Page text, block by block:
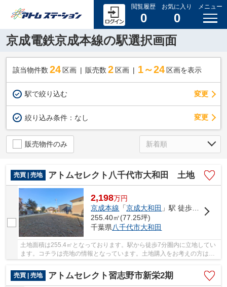
閲覧履歴
0
お気に入り
0
メニュー
京成電鉄京成本線の駅選択画面
該当物件数 24 区画 販売数 2 区画 1～24 区画を表示
駅で絞り込む 変更
絞り込み条件： なし 変更
販売物件のみ
売買 | 売地 アトムセレクト八千代市大和田 土地
2,198万円
京成本線 「京成大和田 」駅 徒歩7分
255.40㎡(77.25坪)
千葉県八千代市大和田
土地面積は255.4㎡となっております。駅から徒歩7分圏内に立地してい
ます。コチラは売地の情報となっています。土地購入をお考えの方は是
売買 | 売地
アトムセレクト習志野市新栄2期